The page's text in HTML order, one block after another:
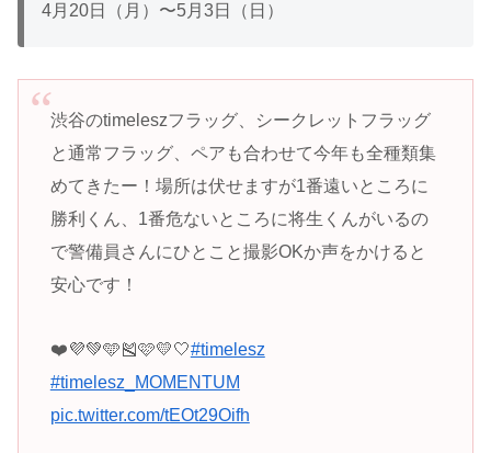
4月20日（月）〜5月3日（日）
渋谷のtimeleszフラッグ、シークレットフラッグ
と通常フラッグ、ペアも合わせて今年も全種類集
めてきたー！場所は伏せますが1番遠いところに
勝利くん、1番危ないところに将生くんがいるの
で警備員さんにひとこと撮影OKか声をかけると
安心です！
❤️💜💚🩵🎽🩷💛🤍#timelesz
#timelesz_MOMENTUM
pic.twitter.com/tEOt29Oifh